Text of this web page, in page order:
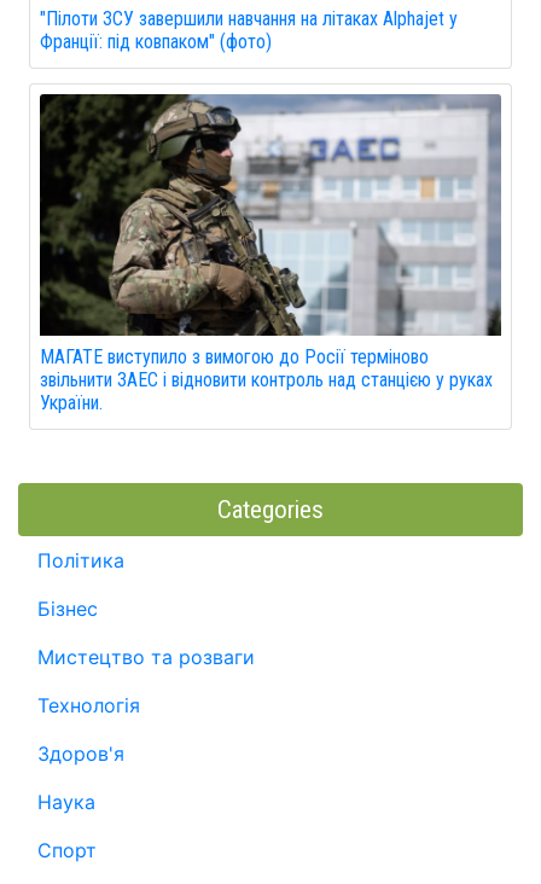
"Пілоти ЗСУ завершили навчання на літаках Alphajet у
Франції: під ковпаком" (фото)
МАГАТЕ виступило з вимогою до Росії терміново
звільнити ЗАЕС і відновити контроль над станцією у руках
України.
Categories
Політика
Бізнес
Мистецтво та розваги
Технологія
Здоров'я
Наука
Спорт